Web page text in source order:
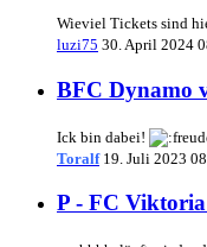
Wieviel Tickets sind
luzi75 30. April 2024
BFC Dynamo
Ick bin dabei!
Toralf 19. Juli 2023
P - FC